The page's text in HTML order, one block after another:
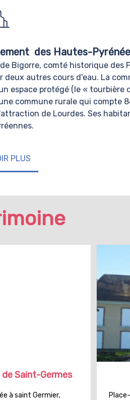
des Hautes-
Bigorre, comté historique des
autres cours d'eau. La
espace protégé (le « tourbière
commune rurale qui compte
de Lourdes. Ses
PLUS
de Saint-Germes
à saint Germier,